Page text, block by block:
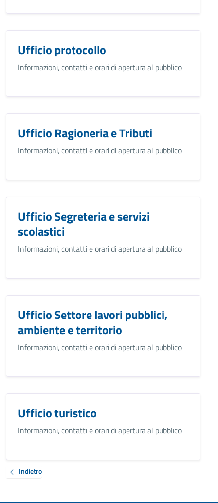
Ufficio protocollo
Informazioni, contatti e orari di apertura al pubblico
Ufficio Ragioneria e Tributi
Informazioni, contatti e orari di apertura al pubblico
Ufficio Segreteria e servizi
scolastici
Informazioni, contatti e orari di apertura al pubblico
Ufficio Settore lavori pubblici,
ambiente e territorio
Informazioni, contatti e orari di apertura al pubblico
Ufficio turistico
Informazioni, contatti e orari di apertura al pubblico
Indietro